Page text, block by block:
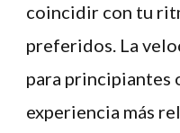
coincidir con tu
preferidos. La
para principiantes
experiencia más